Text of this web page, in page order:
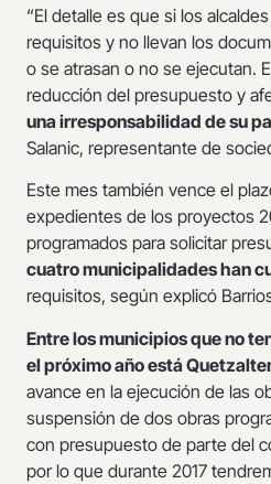
“El detalle es que si los
requisitos y no llevan los
o se atrasan o no se ejecutan.
reducción del presupuesto y
una irresponsabilidad de su
Salanic, representante de
Este mes también vence el
expedientes de los proyectos
programados para solicitar
cuatro municipalidades han
requisitos, según explicó
Entre los municipios que no
el próximo año está
avance en la ejecución de las
suspensión de dos obras
con presupuesto de parte del
por lo que durante 2017